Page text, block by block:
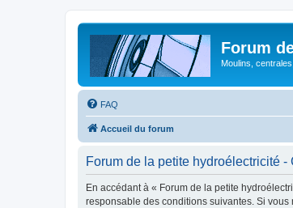
Forum
Moulins,
FAQ
Accueil du forum
Forum de la petite hydroélectricité -
En accédant à « Forum de la petite
responsable des conditions suivantes. Si